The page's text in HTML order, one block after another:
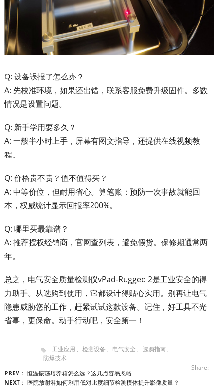
Q: 设备误报了怎么办？
A: 先校准环境，如果还出错，联系客服免费升级固件。多数
情况是设置问题。
Q: 新手学用要多久？
A: 一般半小时上手，屏幕有图文指导，还提供在线视频教
程。
Q: 价格贵不贵？值不值得买？
A: 中等价位，但耐用省心。算笔账：预防一次事故就能回
本，权威统计显示回报率200%。
Q: 哪里买最靠谱？
A: 推荐授权经销商，官网查列表，避免假货。保修期通常两
年。
总之，电气安全质量检测仪vPad-Rugged 2是工业安全的得
力助手。从选购到使用，它都设计得贴心实用。别再让电气
隐患威胁您的工作，赶紧试试这款设备。记住，好工具不光
省事，更保命。动手行动吧，安全第一！
工业应用 , 检测设备 , 电气安全 , 选购指南 ,
防爆技术
Share:
PREV：恒温振荡培养箱怎么选？这几点容易忽略
NEXT： 医院放射科如何利用低对比度细节检测模体提升影像质量？